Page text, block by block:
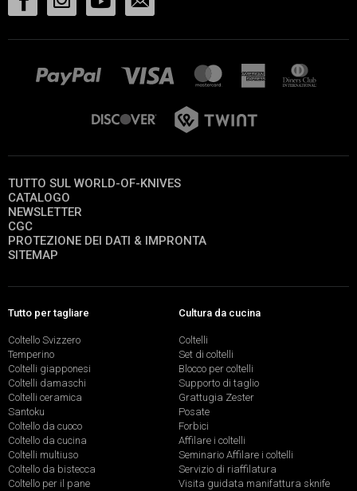
TUTTO SUL WORLD-OF-KNIVES
CATALOGO
NEWSLETTER
CGC
PROTEZIONE DEI DATI & IMPRONTA
SITEMAP
Tutto per tagliare
Coltello Svizzero
Temperino
Coltelli giapponesi
Coltelli damaschi
Coltelli ceramica
Santoku
Coltello da cuoco
Coltello da cucina
Coltelli multiuso
Coltello da bistecca
Coltello per il pane
Cultura da cucina
Coltelli
Set di coltelli
Blocco per coltelli
Supporto di taglio
Grattugia Zester
Posate
Forbici
Affilare i coltelli
Seminario Affilare i coltelli
Servizio di riaffilatura
Visita guidata manifattura sknife